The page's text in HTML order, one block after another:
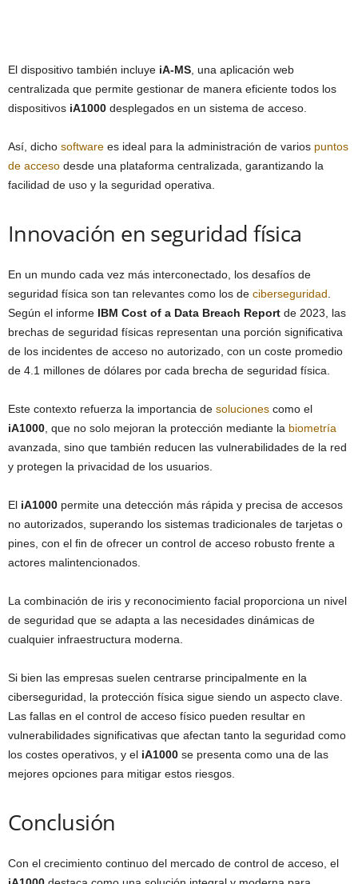
El dispositivo también incluye iA-MS , una aplicación web
centralizada que permite gestionar de manera eficiente todos los
dispositivos iA1000 desplegados en un sistema de acceso.
Así, dicho software es ideal para la administración de varios puntos
de acceso desde una plataforma centralizada, garantizando la
facilidad de uso y la seguridad operativa.
Innovación en seguridad física
En un mundo cada vez más interconectado, los desafíos de
seguridad física son tan relevantes como los de ciberseguridad
Según el informe IBM Cost of a Data Breach Report de 2023, las
brechas de seguridad físicas representan una porción significativa
de los incidentes de acceso no autorizado, con un coste promedio
de 4.1 millones de dólares por cada brecha de seguridad física.
Este contexto refuerza la importancia de soluciones como el
iA1000 , que no solo mejoran la protección mediante la biometría
avanzada, sino que también reducen las vulnerabilidades de la red
y protegen la privacidad de los usuarios.
El iA1000 permite una detección más rápida y precisa de accesos
no autorizados, superando los sistemas tradicionales de tarjetas o
pines, con el fin de ofrecer un control de acceso robusto frente a
actores malintencionados.
La combinación de iris y reconocimiento facial proporciona un nivel
de seguridad que se adapta a las necesidades dinámicas de
cualquier infraestructura moderna.
Si bien las empresas suelen centrarse principalmente en la
ciberseguridad, la protección física sigue siendo un aspecto clave.
Las fallas en el control de acceso físico pueden resultar en
vulnerabilidades significativas que afectan tanto la seguridad como
los costes operativos, y el iA1000 se presenta como una de las
mejores opciones para mitigar estos riesgos.
Conclusión
Con el crecimiento continuo del mercado de control de acceso, el